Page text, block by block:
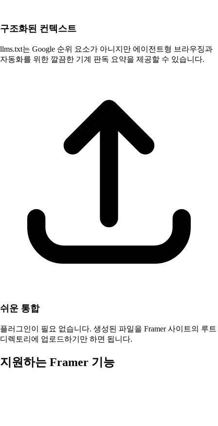
구조화된 컨텍스트
llms.txt는 Google 순위 요소가 아니지만 에이전트형 브라우징과
자동화를 위한 깔끔한 기계 판독 요약을 제공할 수 있습니다.
쉬운 통합
플러그인이 필요 없습니다. 생성된 파일을 Framer 사이트의 루트
디렉토리에 업로드하기만 하면 됩니다.
지원하는 Framer 기능